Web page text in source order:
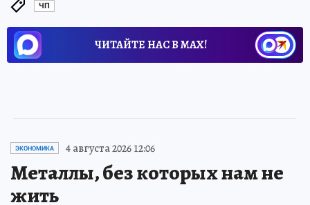
ЧП
ЧИТАЙТЕ НАС В МАХ!
ЭКОНОМИКА 4 августа 2026 12:06
Металлы, без которых нам не
жить